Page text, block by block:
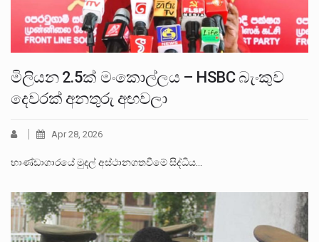
මිලියන 2.5ක් මංකොල්ලය – HSBC බැංකුව
දෙවරක් අනතුරු අඟවලා
Apr 28, 2026
භාණ්ඩාගාරයේ මුදල් අස්ථානගතවීමේ සිද්ධිය…